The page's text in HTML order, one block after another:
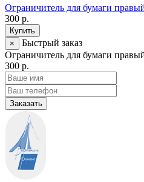
Ограничитель для бумаги
300 р.
Купить
×
Быстрый заказ
Ограничитель для бумаги
300 р.
Заказать